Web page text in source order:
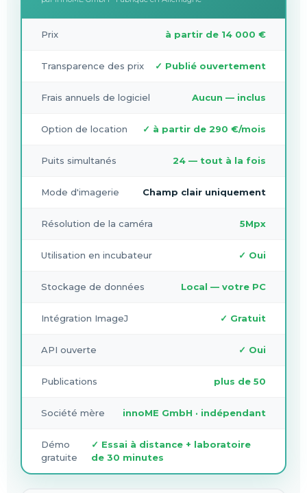
Prix à partir de 14 000 €
Transparence des prix ✓ Publié ouvertement
Frais annuels de logiciel Aucun — inclus
Option de location ✓ à partir de 290 €/mois
Puits simultanés 24 — tout à la fois
Mode d'imagerie Champ clair uniquement
Résolution de la caméra 5Mpx
Utilisation en incubateur ✓ Oui
Stockage de données Local — votre PC
Intégration ImageJ ✓ Gratuit
API ouverte ✓ Oui
Publications plus de 50
Société mère innoME GmbH · indépendant
Démo
gratuite
✓ Essai à distance + laboratoire
de 30 minutes